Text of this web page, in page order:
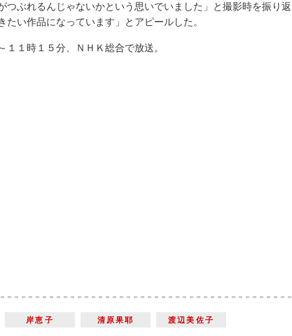
つぶれるんじゃないかという思いでいました」と撮影時を振り返
たい作品になっています」とアピールした。
１時１５分、ＮＨＫ総合で放送。
岸恵子 清原果耶 渡辺美佐子